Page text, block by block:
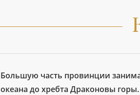
Большую часть провинции
океана до хребта Драконовы